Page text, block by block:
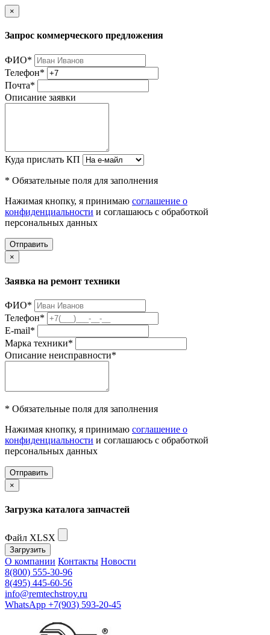
×
Запрос коммерческого предложения
ФИО*
Телефон*
Почта*
Описание заявки
Куда прислать КП
* Обязательные поля для заполнения
Нажимая кнопку, я принимаю соглашение о
конфиденциальности и соглашаюсь с обработкой
персональных данных
Отправить
×
Заявка на ремонт техники
ФИО*
Телефон*
E-mail*
Марка техники*
Описание неисправности*
* Обязательные поля для заполнения
Нажимая кнопку, я принимаю соглашение о
конфиденциальности и соглашаюсь с обработкой
персональных данных
Отправить
×
Загрузка каталога запчастей
Файл XLSX
Загрузить
О компании Контакты Новости
8(800) 555-30-96
8(495) 445-60-56
info@remtechstroy.ru
WhatsApp +7(903) 593-20-45